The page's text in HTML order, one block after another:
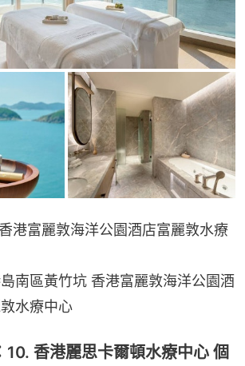
港富麗敦海洋公園酒店富麗敦水療
南區黃竹坑 香港富麗敦海洋公園酒
水療中心
10. 香港麗思卡爾頓水療中心 個